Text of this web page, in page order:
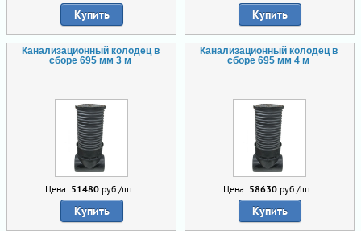
Купить Купить
Канализационный колодец в
сборе 695 мм 3 м
Цена: 51480руб./шт.
Купить
Канализационный колодец в
сборе 695 мм 4 м
Цена: 58630руб./шт.
Купить